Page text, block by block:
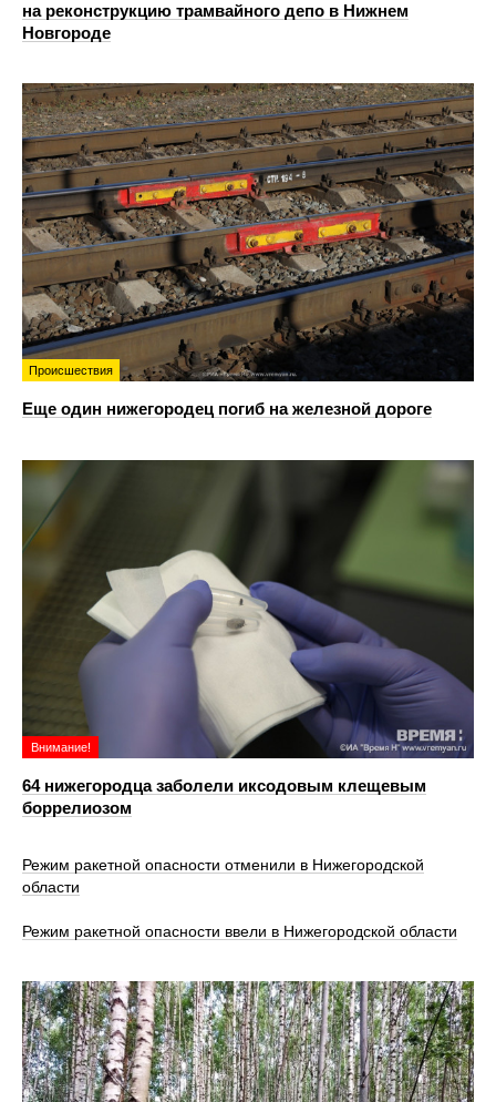
на реконструкцию трамвайного депо в Нижнем
Новгороде
Происшествия
Еще один нижегородец погиб на железной дороге
Внимание!
64 нижегородца заболели иксодовым клещевым
боррелиозом
Режим ракетной опасности отменили в Нижегородской
области
Режим ракетной опасности ввели в Нижегородской области